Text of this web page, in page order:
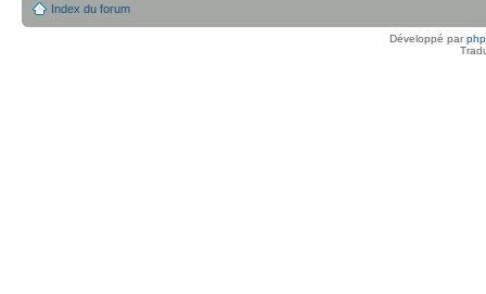
Index du forum
Développé par